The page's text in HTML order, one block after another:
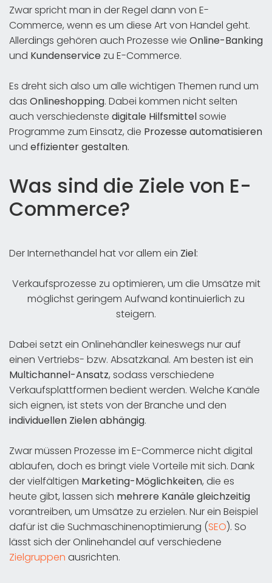
Zwar spricht man in der Regel dann von E-
Commerce, wenn es um diese Art von Handel geht.
Allerdings gehören auch Prozesse wie Online-Banking
und Kundenservice zu E-Commerce.
Es dreht sich also um alle wichtigen Themen rund um
das Onlineshopping. Dabei kommen nicht selten
auch verschiedenste digitale Hilfsmittelsowie
Programme zum Einsatz, die Prozesse automatisieren
und effizienter gestalten.
Was sind die Ziele von E-
Commerce?
Der Internethandel hat vor allem ein Ziel:
Verkaufsprozesse zu optimieren, um die Umsätze mit
möglichst geringem Aufwand kontinuierlich zu
steigern.
Dabei setzt ein Onlinehändler keineswegs nur auf
einen Vertriebs- bzw. Absatzkanal. Am besten ist ein
Multichannel-Ansatz, sodass verschiedene
Verkaufsplattformen bedient werden. Welche Kanäle
sich eignen, ist stets von der Branche und den
individuellen Zielen abhängig.
Zwar müssen Prozesse im E-Commerce nicht digital
ablaufen, doch es bringt viele Vorteile mit sich. Dank
der vielfältigen Marketing-Möglichkeiten, die es
heute gibt, lassen sich mehrere Kanäle gleichzeitig
vorantreiben, um Umsätze zu erzielen. Nur ein Beispiel
dafür ist die Suchmaschinenoptimierung (SEO). So
lässt sich der Onlinehandel auf verschiedene
Zielgruppen ausrichten.